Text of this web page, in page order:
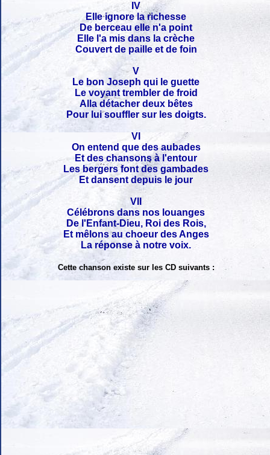
IV
Elle ignore la richesse
De berceau elle n'a point
Elle l'a mis dans la crèche
Couvert de paille et de foin
V
Le bon Joseph qui le guette
Le voyant trembler de froid
Alla détacher deux bêtes
Pour lui souffler sur les doigts.
VI
On entend que des aubades
Et des chansons à l'entour
Les bergers font des gambades
Et dansent depuis le jour
VII
Célébrons dans nos louanges
De l'Enfant-Dieu, Roi des Rois,
Et mêlons au choeur des Anges
La réponse à notre voix.
Cette chanson existe sur les CD suivants :